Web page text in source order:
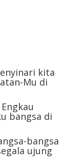
kita
Mu di
bangsa di
bangsa
ujung